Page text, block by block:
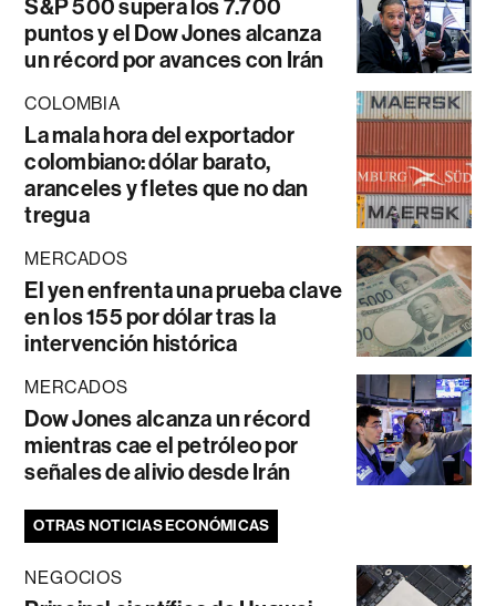
S&P 500 supera los 7.700
puntos y el Dow Jones alcanza
un récord por avances con Irán
COLOMBIA
La mala hora del exportador
colombiano: dólar barato,
aranceles y fletes que no dan
tregua
MERCADOS
El yen enfrenta una prueba clave
en los 155 por dólar tras la
intervención histórica
MERCADOS
Dow Jones alcanza un récord
mientras cae el petróleo por
señales de alivio desde Irán
OTRAS NOTICIAS ECONÓMICAS
NEGOCIOS